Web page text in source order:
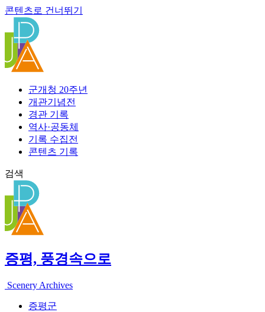
콘텐츠로 건너뛰기
군개청 20주년
개관기념전
경관 기록
역사·공동체
기록 수집전
콘텐츠 기록
검색
증평, 풍경속으로
Scenery Archives
증평군